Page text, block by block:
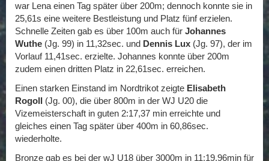
war Lena einen Tag später über 200m; dennoch konnte sie in
25,61s eine weitere Bestleistung und Platz fünf erzielen.
Schnelle Zeiten gab es über 100m auch für Johannes
Wuthe (Jg. 99) in 11,32sec. und Dennis Lux (Jg. 97), der im
Vorlauf 11,41sec. erzielte. Johannes konnte über 200m
zudem einen dritten Platz in 22,61sec. erreichen.
Einen starken Einstand im Nordtrikot zeigte Elisabeth
Rogoll (Jg. 00), die über 800m in der WJ U20 die
Vizemeisterschaft in guten 2:17,37 min erreichte und
gleiches einen Tag später über 400m in 60,86sec.
wiederholte.
Bronze gab es bei der wJ U18 über 3000m in 11:19,96min für